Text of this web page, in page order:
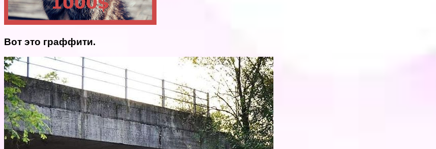
Вот это граффити.